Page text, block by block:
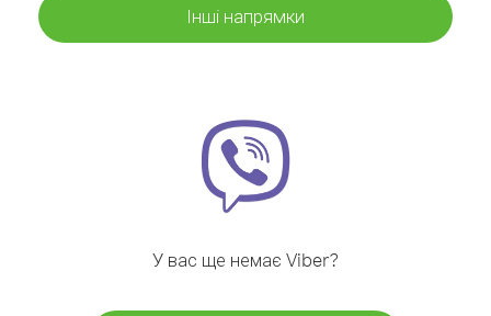
Інші напрямки
У вас ще немає Viber?